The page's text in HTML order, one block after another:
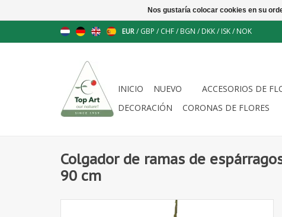
EUR/ GBP / CHF/ BGN / DKK/ ISK/ NOK
INICIO NUEVO ACCESORIOS DE
DECORACIÓN
CORONAS DE FLORES
Colgador de ramas de
90 cm
Nos gustaría colocar cookies en su